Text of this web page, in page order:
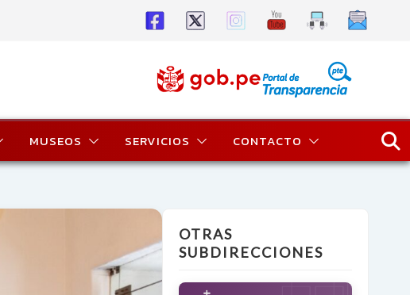
MUSEOS SERVICIOS CONTACTO
OTRAS
SUBDIRECCIONES